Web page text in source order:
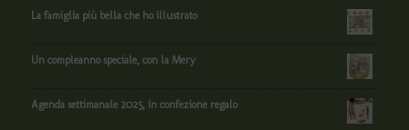
La famiglia più bella che ho illustrato
Un compleanno speciale, con la Mery
Agenda settimanale 2025, in confezione regalo